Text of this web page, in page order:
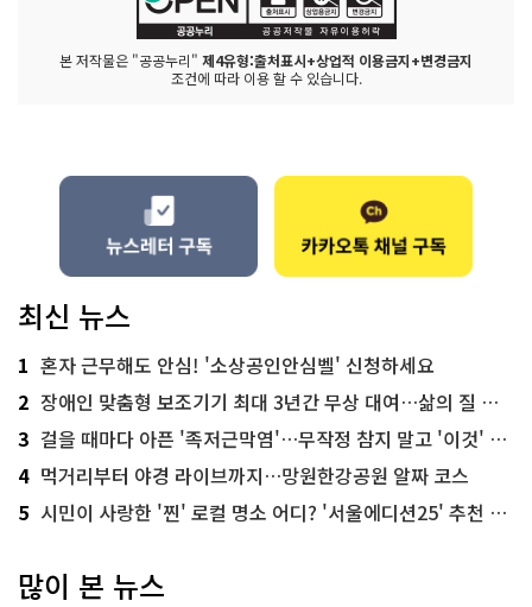
본 저작물은 "공공누리" 제4유형:출처표시+상업적 이용금지+변경금지
조건에 따라 이용 할 수 있습니다.
최신 뉴스
1 혼자 근무해도 안심! '소상공인안심벨' 신청하세요
2 장애인 맞춤형 보조기기 최대 3년간 무상 대여…삶의 질 높인다
3 걸을 때마다 아픈 '족저근막염'…무작정 참지 말고 '이것' 해보세요!
4 먹거리부터 야경 라이브까지…망원한강공원 알짜 코스
5 시민이 사랑한 '찐' 로컬 명소 어디? '서울에디션25' 추천 코스
많이 본 뉴스